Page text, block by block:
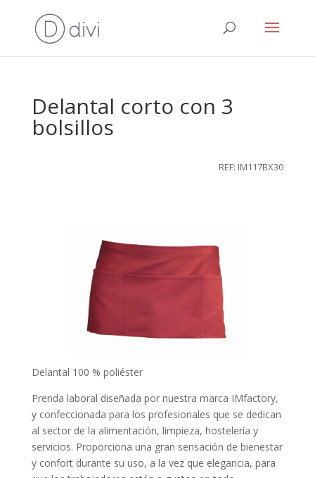
Delantal corto con 3
bolsillos
REF: IM117BX30
Delantal 100 % poliéster
Prenda laboral diseñada por nuestra marca IMfactory,
y confeccionada para los profesionales que se dedican
al sector de la alimentación, limpieza, hostelería y
servicios. Proporciona una gran sensación de bienestar
y confort durante su uso, a la vez que elegancia, para